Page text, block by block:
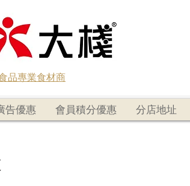
品專業食材商
告優惠 會員積分優惠 分店地址